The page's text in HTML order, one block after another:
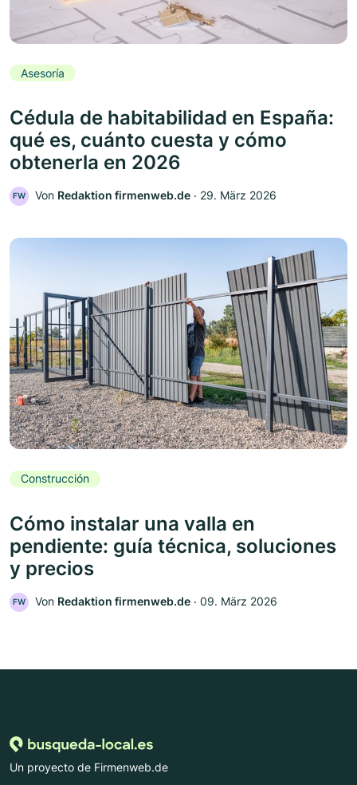
Asesoría
Cédula de habitabilidad en España:
qué es, cuánto cuesta y cómo
obtenerla en 2026
FW Von Redaktion firmenweb.de ‧ 29. März 2026
Construcción
Cómo instalar una valla en
pendiente: guía técnica, soluciones
y precios
FW Von Redaktion firmenweb.de ‧ 09. März 2026
Un proyecto de Firmenweb.de